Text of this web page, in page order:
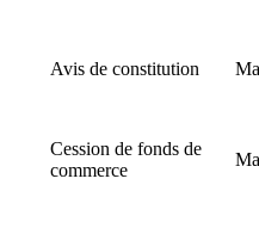
Avis de constitution
Cession de fonds de
commerce